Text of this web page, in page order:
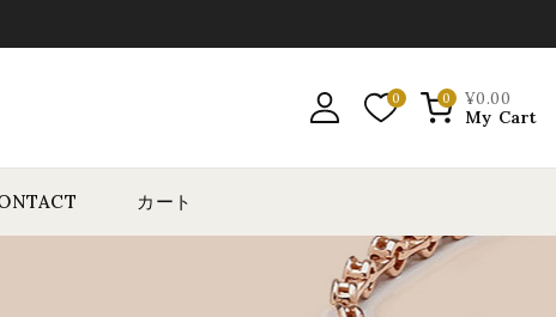
0 0 ¥0.00
My Cart
カート